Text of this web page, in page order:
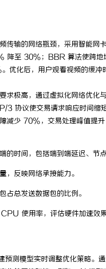
传输的网络瓶颈，采用智能
至 30%；BBR 算法使跨地
优化后，用户观看视频的缓
求极高，通过虚拟化网络优
协议使交易请求响应时间缩
减少 70%，交易处理峰值提
的时间，包括端到端延迟、节
，反映网络承接能力。
占总发送数据包的比例。
使用率，评估硬件加速效
测模型实时调整优化策略。